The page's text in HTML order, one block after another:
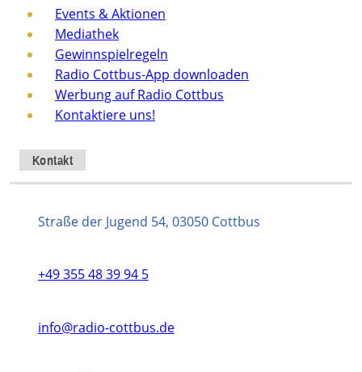
Events & Aktionen
Mediathek
Gewinnspielregeln
Radio Cottbus-App downloaden
Werbung auf Radio Cottbus
Kontaktiere uns!
Kontakt
Straße der Jugend 54, 03050 Cottbus
+49 355 48 39 94 5
info@radio-cottbus.de